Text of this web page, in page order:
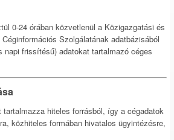
0-24 órában közvetlenül a Közigazgatási és
Szolgálatának adatbázisából
napi frissítésű) adatokat tartalmazó céges
hiteles forrásból, így a cégadatok
közhiteles formában hivatalos ügyintézésre,